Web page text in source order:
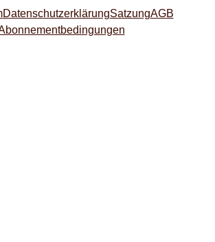
DatenschutzerklärungSatzungAGB